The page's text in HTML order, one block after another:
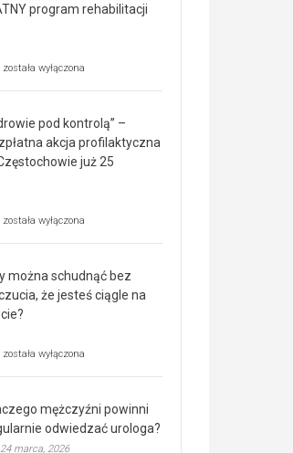
program rehabilitacji
Rusza
rehabilitacji
dla
seniorów!
została wyłączona
pod kontrolą” –
akcja profilaktyczna
już 25
„Zdrowie
bezpłatna
akcja
profilaktyczna
w
już
kwietnia!
została wyłączona
można schudnąć bez
że jesteś ciągle na
Czy
poczucia,
że
została wyłączona
mężczyźni powinni
odwiedzać urologa?
24 marca, 2026